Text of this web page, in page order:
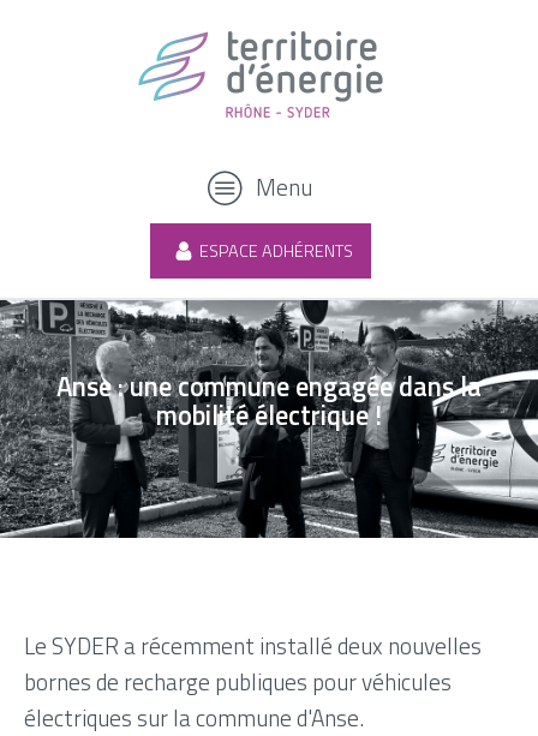
Menu
ESPACE ADHÉRENTS
Anse : une commune engagée dans la
mobilité électrique !
Le SYDER a récemment installé deux nouvelles
bornes de recharge publiques pour véhicules
électriques sur la commune d'Anse.